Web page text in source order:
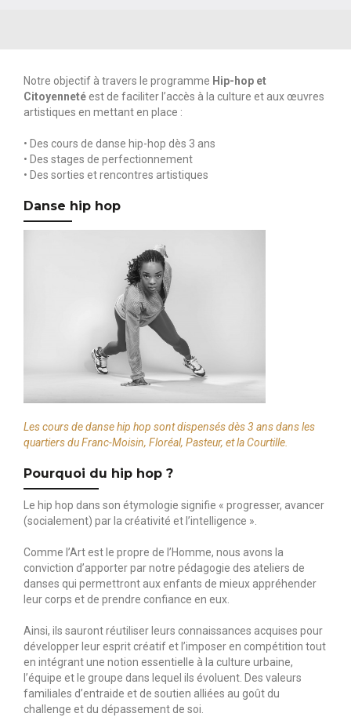
Notre objectif à travers le programme Hip-hop et
Citoyennetéest de faciliter l’accès à la culture et aux œuvres
artistiques en mettant en place :
• Des cours de danse hip-hop dès 3 ans
• Des stages de perfectionnement
• Des sorties et rencontres artistiques
Danse hip hop
Les cours de danse hip hop sont dispensés dès 3 ans dans les
quartiers du Franc-Moisin, Floréal, Pasteur, et la Courtille.
Pourquoi du hip hop ?
Le hip hop dans son étymologie signifie « progresser, avancer
(socialement) par la créativité et l’intelligence ».
Comme l’Art est le propre de l’Homme, nous avons la
conviction d’apporter par notre pédagogie des ateliers de
danses qui permettront aux enfants de mieux appréhender
leur corps et de prendre confiance en eux.
Ainsi, ils sauront réutiliser leurs connaissances acquises pour
développer leur esprit créatif et l’imposer en compétition tout
en intégrant une notion essentielle à la culture urbaine,
l’équipe et le groupe dans lequel ils évoluent. Des valeurs
familiales d’entraide et de soutien alliées au goût du
challenge et du dépassement de soi.